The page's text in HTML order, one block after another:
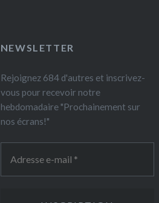
NEWSLETTER
Rejoignez 684 d'autres et inscrivez-
vous pour recevoir notre
hebdomadaire "Prochainement sur
nos écrans!"